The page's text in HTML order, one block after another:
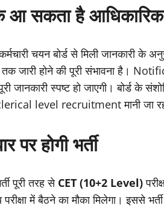
आ सकता है
चयन बोर्ड से मिली जानकारी के
जारी होने की पूरी संभावना है।
स्पष्ट हो जाएगी। बोर्ड के
clerical level recruitment मानी जा
होगी भर्ती
पूरी तरह से CET (10+2 Level)
में बैठने का मौका मिलेगा। इससे भर्ती